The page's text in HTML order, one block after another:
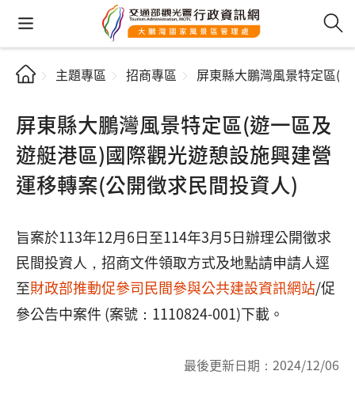
主題專區 招商專區 屏東縣大鵬灣風景特定區(
屏東縣大鵬灣風景特定區(遊一區及
遊艇港區)國際觀光遊憩設施興建營
運移轉案(公開徵求民間投資人)
旨案於113年12月6日至114年3月5日辦理公開徵求
民間投資人，招商文件領取方式及地點請申請人逕
至財政部推動促參司民間參與公共建設資訊網站/促
參公告中案件 (案號：1110824-001)下載。
最後更新日期： 2024/12/06